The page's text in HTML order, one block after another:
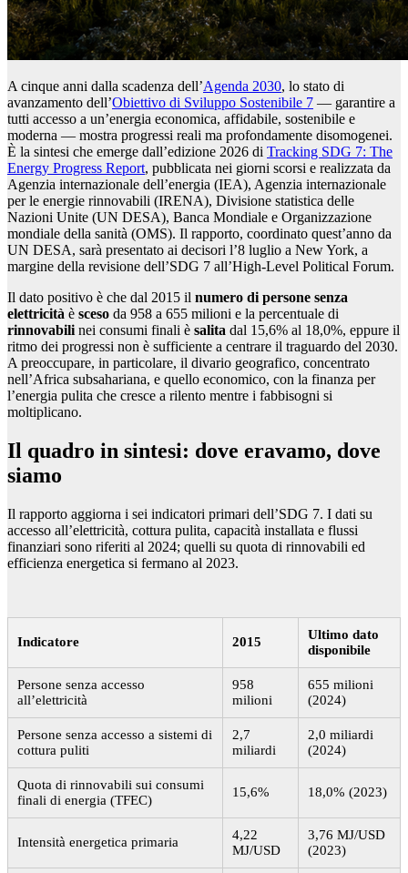
A cinque anni dalla scadenza dell’Agenda 2030, lo stato di
avanzamento dell’Obiettivo di Sviluppo Sostenibile 7 — garantire a
tutti accesso a un’energia economica, affidabile, sostenibile e
moderna — mostra progressi reali ma profondamente disomogenei.
È la sintesi che emerge dall’edizione 2026 di Tracking SDG 7: The
Energy Progress Report, pubblicata nei giorni scorsi e realizzata da
Agenzia internazionale dell’energia (IEA), Agenzia internazionale
per le energie rinnovabili (IRENA), Divisione statistica delle
Nazioni Unite (UN DESA), Banca Mondiale e Organizzazione
mondiale della sanità (OMS). Il rapporto, coordinato quest’anno da
UN DESA, sarà presentato ai decisori l’8 luglio a New York, a
margine della revisione dell’SDG 7 all’High-Level Political Forum.
Il dato positivo è che dal 2015 il numero di persone senza
elettricità è sceso da 958 a 655 milioni e la percentuale di
rinnovabilinei consumi finali è salita dal 15,6% al 18,0%, eppure il
ritmo dei progressi non è sufficiente a centrare il traguardo del 2030.
A preoccupare, in particolare, il divario geografico, concentrato
nell’Africa subsahariana, e quello economico, con la finanza per
l’energia pulita che cresce a rilento mentre i fabbisogni si
moltiplicano.
Il quadro in sintesi: dove eravamo, dove
siamo
Il rapporto aggiorna i sei indicatori primari dell’SDG 7. I dati su
accesso all’elettricità, cottura pulita, capacità installata e flussi
finanziari sono riferiti al 2024; quelli su quota di rinnovabili ed
efficienza energetica si fermano al 2023.
Indicatore 2015
Ultimo dato
disponibile
Persone senza accesso
all’elettricità
958
milioni
655 milioni
(2024)
Persone senza accesso a sistemi di
cottura puliti
2,7
miliardi
2,0 miliardi
(2024)
Quota di rinnovabili sui consumi
finali di energia (TFEC)
15,6% 18,0% (2023)
Intensità energetica primaria
4,22
MJ/USD
3,76 MJ/USD
(2023)